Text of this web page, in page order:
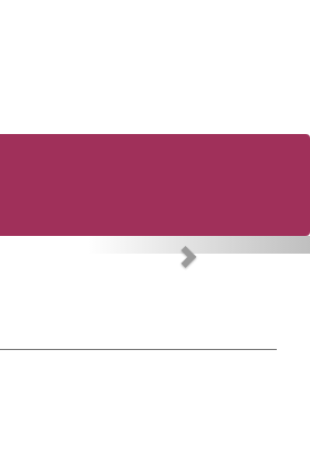
Next